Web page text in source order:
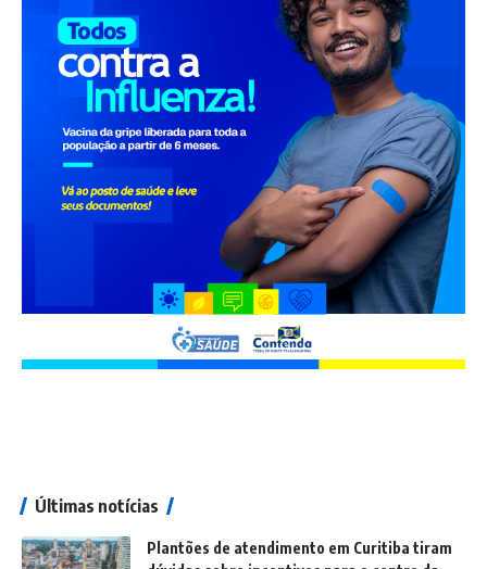
Últimas notícias
Plantões de atendimento em Curitiba tiram